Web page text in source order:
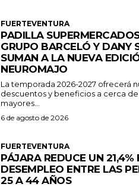
FUERTEVENTURA
PADILLA
GRUPO BARCELÓ Y DANY
SUMAN A LA NUEVA
NEUROMAJO
La temporada 2026-2027 ofrecerá
descuentos y beneficios a cerca
mayores...
6 de agosto de 2026
FUERTEVENTURA
PÁJARA REDUCE UN 21,4%
DESEMPLEO ENTRE LAS
25 A 44 AÑOS